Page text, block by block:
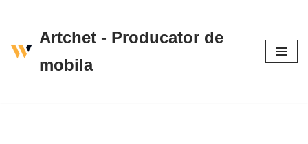
la
Artchet - Producator de
mobila